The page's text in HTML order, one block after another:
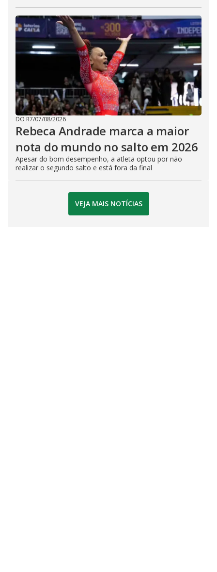
DO R7/07/08/2026
Rebeca Andrade marca a maior
nota do mundo no salto em 2026
Apesar do bom desempenho, a atleta optou por não
realizar o segundo salto e está fora da final
VEJA MAIS NOTÍCIAS